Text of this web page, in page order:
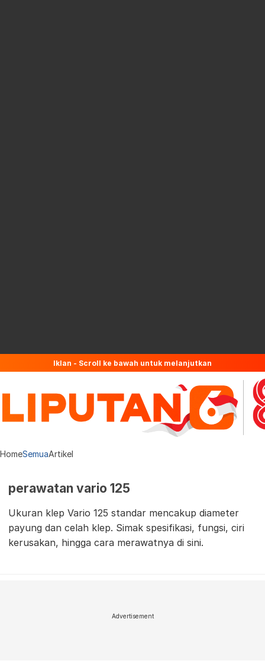
Iklan - Scroll ke bawah untuk melanjutkan
HomeSemuaArtikel
perawatan vario 125
Ukuran klep Vario 125 standar mencakup diameter
payung dan celah klep. Simak spesifikasi, fungsi, ciri
kerusakan, hingga cara merawatnya di sini.
Advertisement